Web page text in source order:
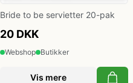
Bride to be servietter 20-pak
20 DKK
Webshop Butikker
Vis mere